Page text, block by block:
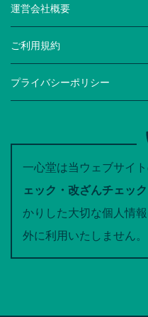
運営会社概要
ご利用規約
プライバシーポリシー
一心堂は当ウェブサイ
ェック・改ざんチェック
かりした大切な個人情
外に利用いたしません。